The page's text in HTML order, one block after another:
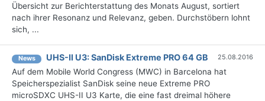
Übersicht zur Berichterstattung des Monats August, sortiert
nach ihrer Resonanz und Relevanz, geben. Durchstöbern lohnt
sich, ...
News UHS-II U3: SanDisk Extreme PRO 64 GB 25.08.2016
Auf dem Mobile World Congress (MWC) in Barcelona hat
Speicherspezialist SanDisk seine neue Extreme PRO
microSDXC UHS-II U3 Karte, die eine fast dreimal höhere